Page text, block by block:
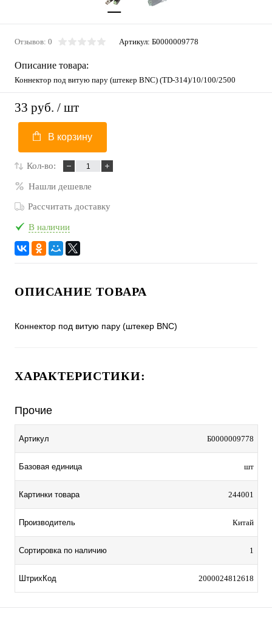
Отзывов: 0 Артикул: Б0000009778
Описание товара:
Коннектор под витую пару (штекер BNC) (TD-314)/10/100/2500
33 руб. / шт
В корзину
Кол-во:
Нашли дешевле
Рассчитать доставку
В наличии
ОПИСАНИЕ ТОВАРА
Коннектор под витую пару (штекер BNC)
ХАРАКТЕРИСТИКИ:
Прочие
Артикул Б0000009778
Базовая единица шт
Картинки товара 244001
Производитель Китай
Сортировка по наличию 1
ШтрихКод 2000024812618